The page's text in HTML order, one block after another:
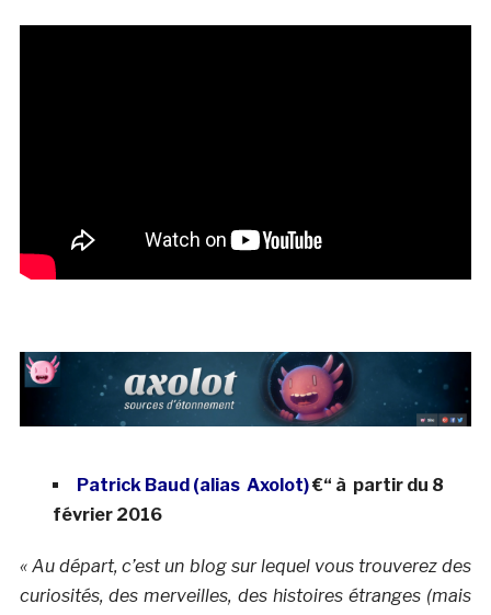
Patrick Baud (alias Axolot)€“ à partir du 8
février 2016
« Au départ, c’est un blog sur lequel vous trouverez des
curiosités, des merveilles, des histoires étranges (mais